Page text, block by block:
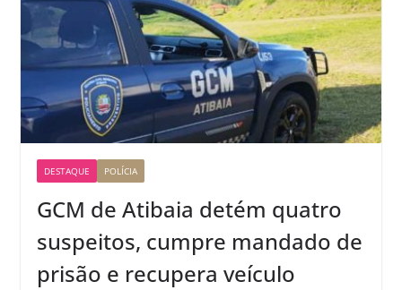
DESTAQUE POLÍCIA
GCM de Atibaia detém quatro
suspeitos, cumpre mandado de
prisão e recupera veículo